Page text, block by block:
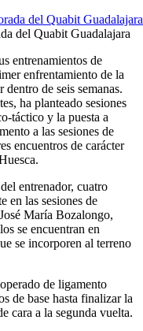
del Quabit Guadalajara
entrenamientos de
enfrentamiento de la
de seis semanas.
ha planteado sesiones
táctico y la puesta a
a las sesiones de
encuentros de carácter
entrenador, cuatro
en las sesiones de
María Bozalongo,
se encuentran en
se incorporen al terreno
de ligamento
de base hasta finalizar la
cara a la segunda vuelta.